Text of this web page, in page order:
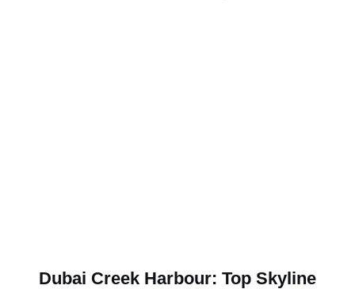
Dubai Creek Harbour: Top Skyline